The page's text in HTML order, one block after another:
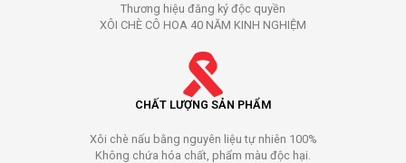
Thương hiệu đăng ký độc quyền
XÔI CHÈ CÔ HOA 40 NĂM KINH NGHIỆM
CHẤT LƯỢNG SẢN PHẨM
Xôi chè nấu bằng nguyên liệu tự nhiên 100%
Không chứa hóa chất, phẩm màu độc hại.